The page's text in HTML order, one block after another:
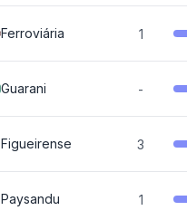
Ferroviária 1
Guarani -
Figueirense 3
Paysandu 1